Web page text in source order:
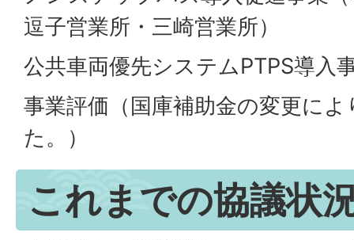
逗子営業所・三崎営業所）
公共車両優先システムPTPS導入
事業評価（国庫補助金の変更に
た。）
これまでの協議状